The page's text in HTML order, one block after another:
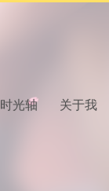
时光轴 关于我